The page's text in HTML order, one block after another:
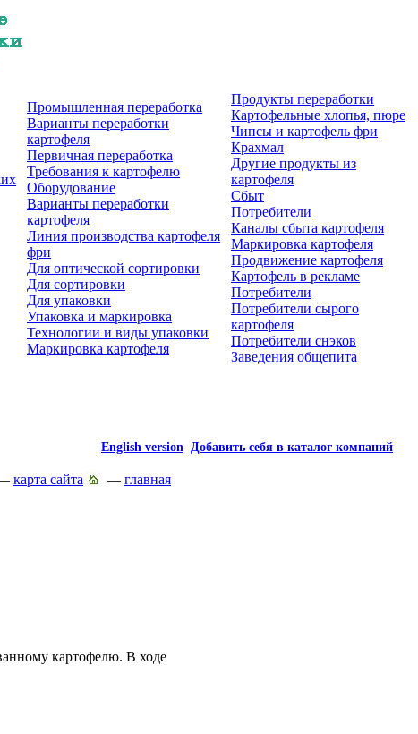
Промышленная переработка
Варианты переработки
картофеля
Первичная переработка
Требования к картофелю
Оборудование
Варианты переработки
картофеля
Линия производства картофеля
фри
Для оптической сортировки
Для сортировки
Для упаковки
Упаковка и маркировка
Технологии и виды упаковки
Маркировка картофеля
Продукты перерaботки
Картофельные хлопья, пюре
Чипсы и картофель фри
Крахмал
Другие продукты из
картофеля
Сбыт
Потребители
Каналы сбыта картофеля
Маркировка картофеля
Продвижение картофеля
Картофель в рекламе
Потребители
Потребители сырого
картофеля
Потребители снэков
Заведения общепита
English version Добавить себя в каталог компаний
карта сайта — главная
картофелю. В ходе